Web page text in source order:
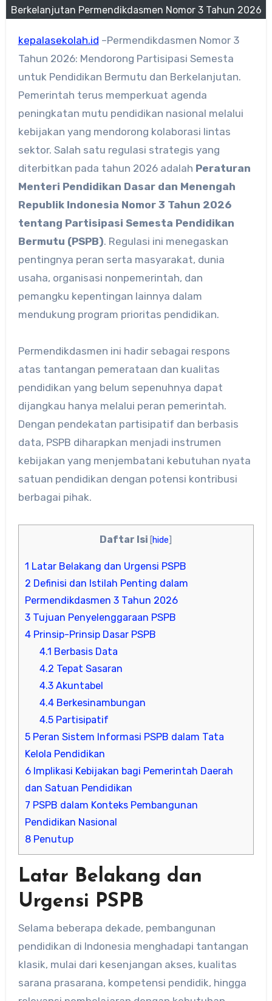
Berkelanjutan Permendikdasmen Nomor 3 Tahun 2026
kepalasekolah.id –Permendikdasmen Nomor 3
Tahun 2026: Mendorong Partisipasi Semesta
untuk Pendidikan Bermutu dan Berkelanjutan.
Pemerintah terus memperkuat agenda
peningkatan mutu pendidikan nasional melalui
kebijakan yang mendorong kolaborasi lintas
sektor. Salah satu regulasi strategis yang
diterbitkan pada tahun 2026 adalah Peraturan
Menteri Pendidikan Dasar dan Menengah
Republik Indonesia Nomor 3 Tahun 2026
tentang Partisipasi Semesta Pendidikan
Bermutu (PSPB). Regulasi ini menegaskan
pentingnya peran serta masyarakat, dunia
usaha, organisasi nonpemerintah, dan
pemangku kepentingan lainnya dalam
mendukung program prioritas pendidikan.
Permendikdasmen ini hadir sebagai respons
atas tantangan pemerataan dan kualitas
pendidikan yang belum sepenuhnya dapat
dijangkau hanya melalui peran pemerintah.
Dengan pendekatan partisipatif dan berbasis
data, PSPB diharapkan menjadi instrumen
kebijakan yang menjembatani kebutuhan nyata
satuan pendidikan dengan potensi kontribusi
berbagai pihak.
Daftar Isi [hide]
1 Latar Belakang dan Urgensi PSPB
2 Definisi dan Istilah Penting dalam
Permendikdasmen 3 Tahun 2026
3Tujuan Penyelenggaraan PSPB
4Prinsip-Prinsip Dasar PSPB
4.1 Berbasis Data
4.2 Tepat Sasaran
4.3Akuntabel
4.4Berkesinambungan
4.5Partisipatif
5Peran Sistem Informasi PSPB dalam Tata
Kelola Pendidikan
6Implikasi Kebijakan bagi Pemerintah Daerah
dan Satuan Pendidikan
7 PSPB dalam Konteks Pembangunan
Pendidikan Nasional
8Penutup
Latar Belakang dan
Urgensi PSPB
Selama beberapa dekade, pembangunan
pendidikan di Indonesia menghadapi tantangan
klasik, mulai dari kesenjangan akses, kualitas
sarana prasarana, kompetensi pendidik, hingga